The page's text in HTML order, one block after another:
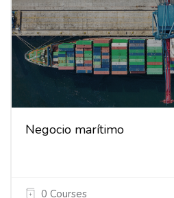
Negocio marítimo
0 Courses